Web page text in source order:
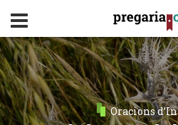
contingut
Cercador
Oracions